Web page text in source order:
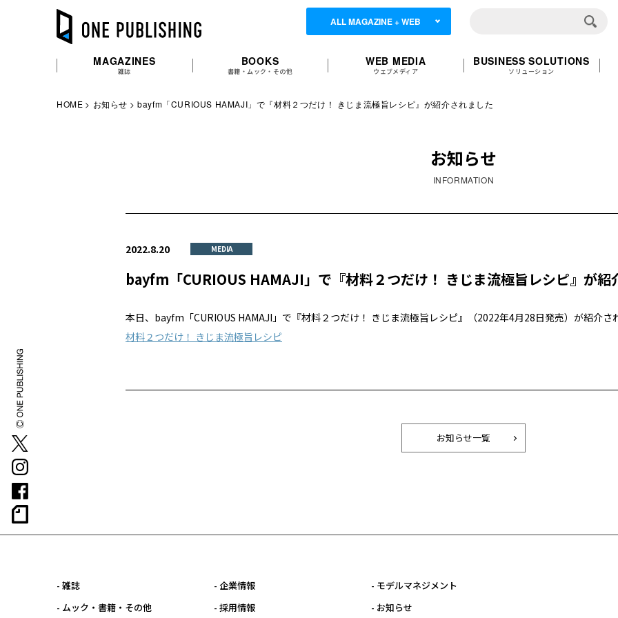
ALL MAGAZINE + WEB
MAGAZINES
雑誌
BOOKS
書籍・ムック・その他
WEB MEDIA
ウェブメディア
BUSINESS SOLUTIONS
ソリューション
HOME お知らせ bayfm「CURIOUS HAMAJI」で『材料２つだけ！ きじま流極旨レシピ』が紹介されました
お知らせ
INFORMATION
2022.8.20 MEDIA
bayfm「CURIOUS HAMAJI」で『材料２つだけ！ きじま流極旨レシピ』が紹
本日、bayfm「CURIOUS HAMAJI」で『材料２つだけ！ きじま流極旨レシピ』（2022年4月28日発売）が紹介さ
材料２つだけ！ きじま流極旨レシピ
お知らせ一覧
- 雑誌
- ムック・書籍・その他
- 企業情報
- 採用情報
- モデルマネジメント
- お知らせ